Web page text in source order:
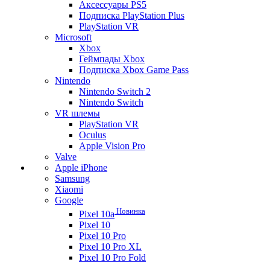
Аксессуары PS5
Подписка PlayStation Plus
PlayStation VR
Microsoft
Xbox
Геймпады Xbox
Подписка Xbox Game Pass
Nintendo
Nintendo Switch 2
Nintendo Switch
VR шлемы
PlayStation VR
Oculus
Apple Vision Pro
Valve
Apple iPhone
Samsung
Xiaomi
Google
Pixel 10a Новинка
Pixel 10
Pixel 10 Pro
Pixel 10 Pro XL
Pixel 10 Pro Fold